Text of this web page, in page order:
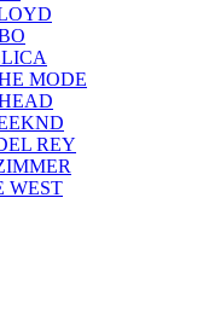
MODE
REY
WEST